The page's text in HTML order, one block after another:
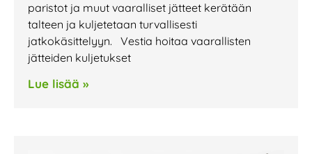
paristot ja muut vaaralliset jätteet kerätään
talteen ja kuljetetaan turvallisesti
jatkokäsittelyyn. Vestia hoitaa vaarallisten
jätteiden kuljetukset
Lue lisää »